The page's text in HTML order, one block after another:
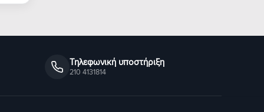
Τηλεφωνική υποστήριξη
210 4131814